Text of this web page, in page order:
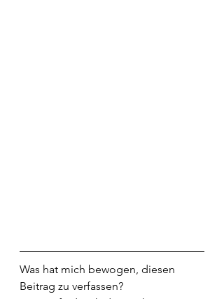
Was hat mich bewogen, diesen
Beitrag zu verfassen?